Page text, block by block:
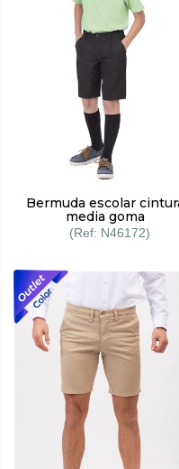
Bermuda escolar
media goma
N46172